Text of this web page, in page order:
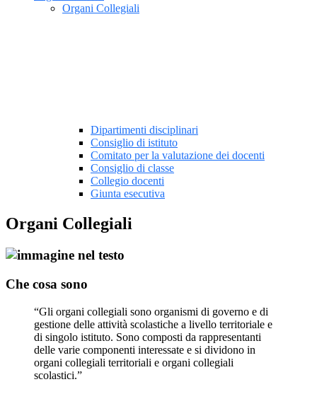
Organi Collegiali
Dipartimenti disciplinari
Consiglio di istituto
Comitato per la valutazione dei docenti
Consiglio di classe
Collegio docenti
Giunta esecutiva
Organi Collegiali
Che cosa sono
“Gli organi collegiali sono organismi di governo e di
gestione delle attività scolastiche a livello territoriale e
di singolo istituto. Sono composti da rappresentanti
delle varie componenti interessate e si dividono in
organi collegiali territoriali e organi collegiali
scolastici.”